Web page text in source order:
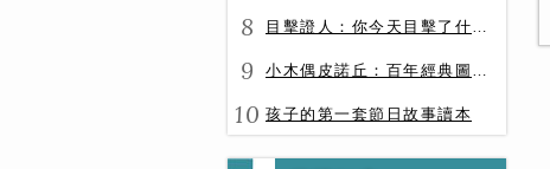
8 目擊證人：你今天目擊了什麼？
9 小木偶皮諾丘：百年經典圖文全譯版
10 孩子的第一套節日故事讀本